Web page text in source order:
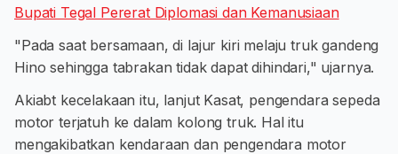
Bupati Tegal Pererat Diplomasi dan Kemanusiaan
"Pada saat bersamaan, di lajur kiri melaju truk gandeng
Hino sehingga tabrakan tidak dapat dihindari," ujarnya.
Akiabt kecelakaan itu, lanjut Kasat, pengendara sepeda
motor terjatuh ke dalam kolong truk. Hal itu
mengakibatkan kendaraan dan pengendara motor